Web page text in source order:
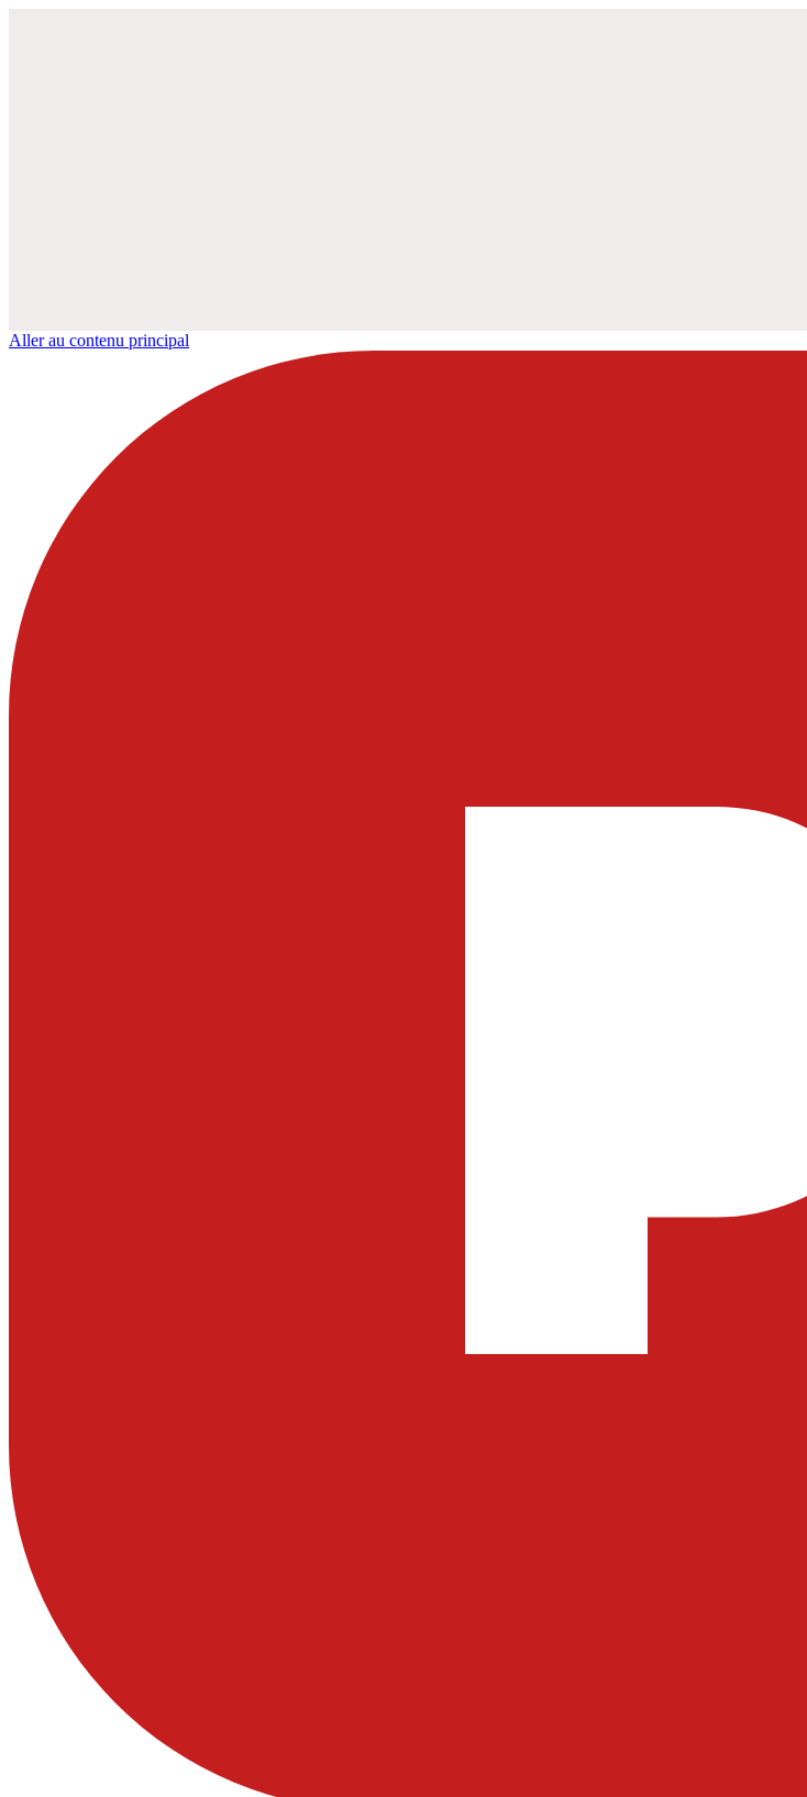
Aller au contenu principal